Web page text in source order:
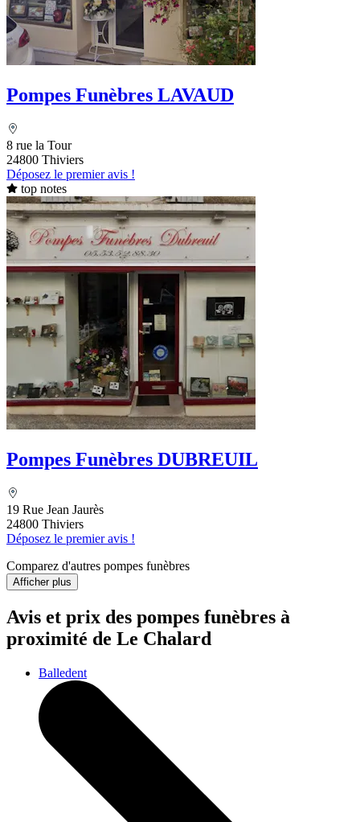
Pompes Funèbres LAVAUD
8 rue la Tour
24800 Thiviers
Déposez le premier avis !
top notes
Pompes Funèbres DUBREUIL
19 Rue Jean Jaurès
24800 Thiviers
Déposez le premier avis !
Comparez d'autres pompes funèbres
Afficher plus
Avis et prix des pompes funèbres à
proximité de Le Chalard
Balledent